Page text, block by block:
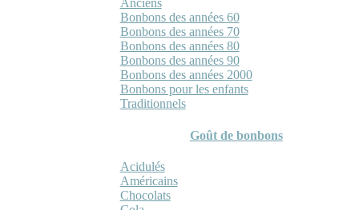
Anciens
Bonbons des années 60
Bonbons des années 70
Bonbons des années 80
Bonbons des années 90
Bonbons des années 2000
Bonbons pour les enfants
Traditionnels
Goût de bonbons
Acidulés
Américains
Chocolats